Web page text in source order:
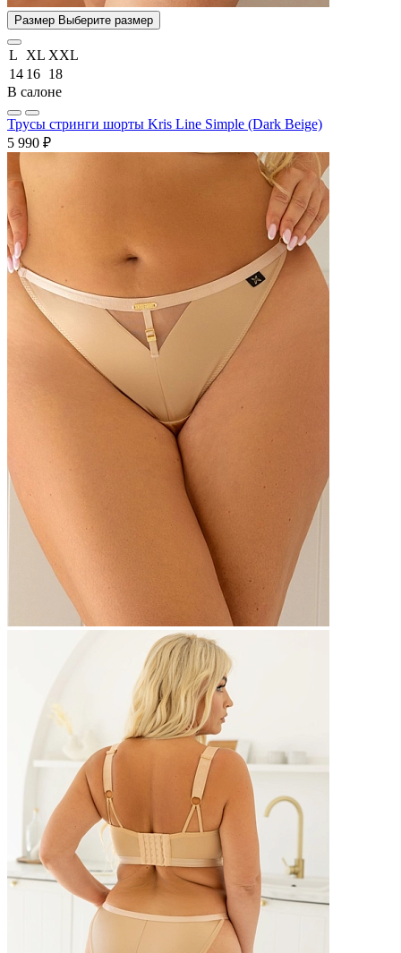
Размер Выберите размер
L XL XXL
14 16 18
В салоне
Трусы стринги шорты Kris Line Simple (Dark Beige)
5 990 ₽